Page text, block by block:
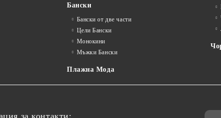
Бански
Бански от две части
Цели Бански
Монокини
Мъжки Бански
Плажна Мода
за контакти: